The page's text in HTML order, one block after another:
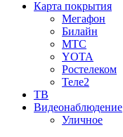
Карта покрытия
Мегафон
Билайн
МТС
YOTA
Ростелеком
Теле2
ТВ
Видеонаблюдение
Уличное